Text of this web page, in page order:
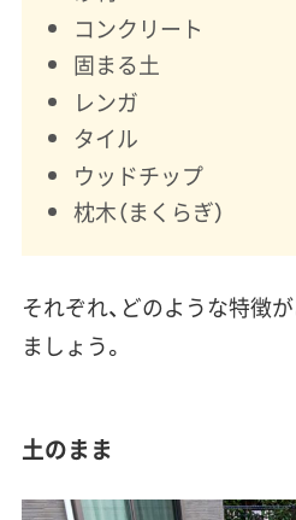
コンクリート
固まる土
レンガ
タイル
ウッドチップ
枕木（まくらぎ）
それぞれ、どのような特徴
ましょう。
土のまま